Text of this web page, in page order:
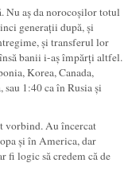
Nu aș da norocoșilor totul
generații după, și
și transferul lor
banii i-aș împărți altfel.
Korea, Canada,
1:40 ca în Rusia și
vorbind. Au încercat
și în America, dar
fi logic să credem că de